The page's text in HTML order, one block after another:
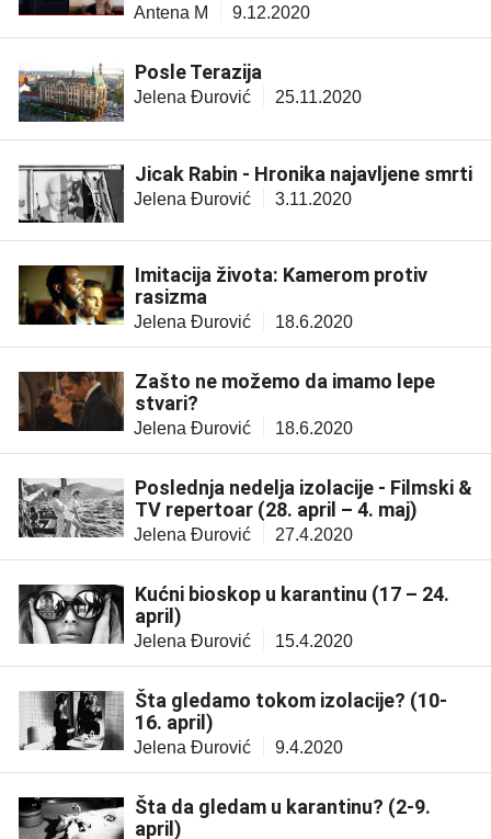
Antena M 9.12.2020
Posle Terazija
Jelena Đurović 25.11.2020
Jicak Rabin - Hronika najavljene smrti
Jelena Đurović 3.11.2020
Imitacija života: Kamerom protiv
rasizma
Jelena Đurović 18.6.2020
Zašto ne možemo da imamo lepe
stvari?
Jelena Đurović 18.6.2020
Poslednja nedelja izolacije - Filmski &
TV repertoar (28. april – 4. maj)
Jelena Đurović 27.4.2020
Kućni bioskop u karantinu (17 – 24.
april)
Jelena Đurović 15.4.2020
Šta gledamo tokom izolacije? (10-
16. april)
Jelena Đurović 9.4.2020
Šta da gledam u karantinu? (2-9.
april)